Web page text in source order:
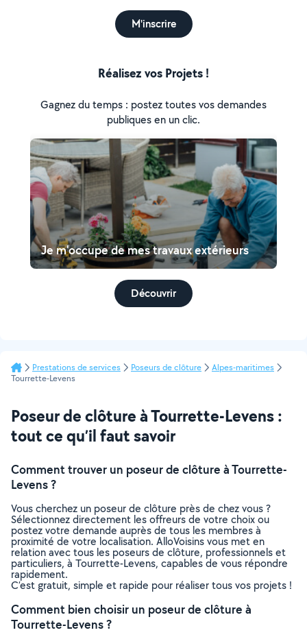
M'inscrire
Réalisez vos Projets !
Gagnez du temps : postez toutes vos demandes
publiques en un clic.
Je m'occupe de mes travaux extérieurs
Découvrir
Prestations de services Poseurs de clôture
Alpes-maritimes
Tourrette-Levens
Poseur de clôture à Tourrette-Levens :
tout ce qu’il faut savoir
Comment trouver un poseur de clôture à Tourrette-
Levens ?
Vous cherchez un poseur de clôture près de chez vous ?
Sélectionnez directement les offreurs de votre choix ou
postez votre demande auprès de tous les membres à
proximité de votre localisation. AlloVoisins vous met en
relation avec tous les poseurs de clôture, professionnels et
particuliers, à Tourrette-Levens, capables de vous répondre
rapidement.
C’est gratuit, simple et rapide pour réaliser tous vos projets !
Comment bien choisir un poseur de clôture à
Tourrette-Levens ?